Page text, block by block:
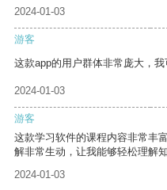
2024-01-03
游客
这款app的用户群体非常庞大，
2024-01-03
游客
这款学习软件的课程内容非常丰
解非常生动，让我能够轻松理解知
2024-01-03